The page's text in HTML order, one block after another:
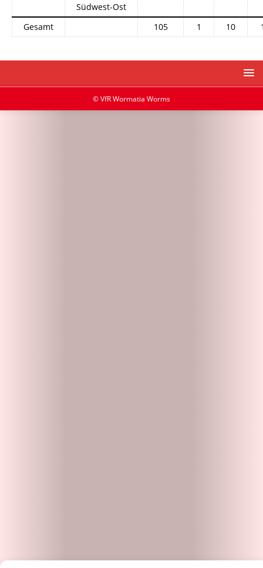
Südwest-Ost
Gesamt 105 1 10
© VfR Wormatia Worms